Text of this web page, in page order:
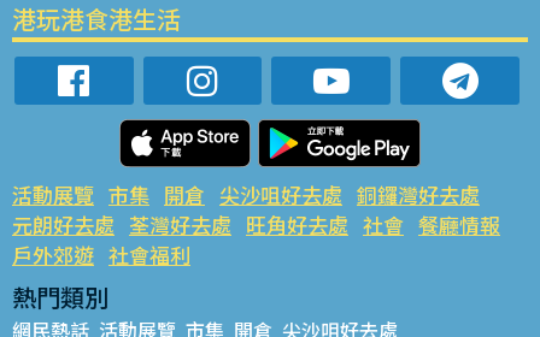
港玩港食港生活
活動展覽 市集 開倉 尖沙咀好去處 銅鑼灣好去處
元朗好去處 荃灣好去處 旺角好去處 社會 餐廳情報
戶外郊遊 社會福利
熱門類別
網民熱話 活動展覽 市集 開倉 尖沙咀好去處